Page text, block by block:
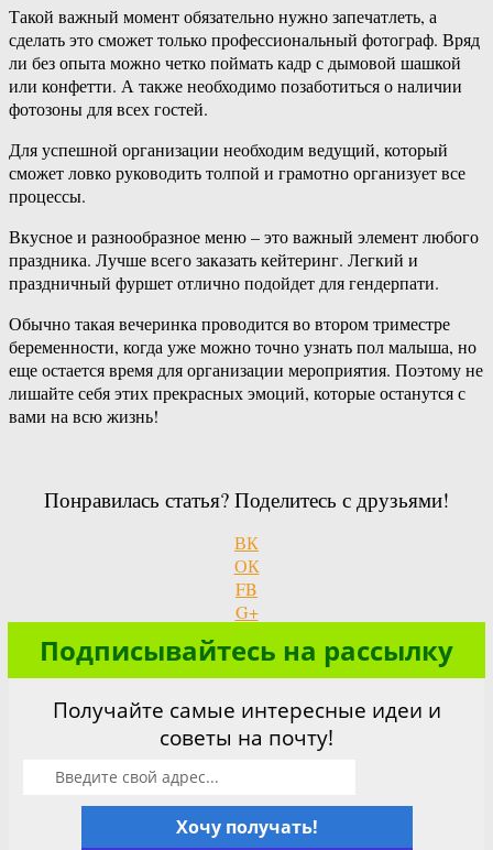
Такой важный момент обязательно нужно запечатлеть, а
сделать это сможет только профессиональный фотограф. Вряд
ли без опыта можно четко поймать кадр с дымовой шашкой
или конфетти. А также необходимо позаботиться о наличии
фотозоны для всех гостей.
Для успешной организации необходим ведущий, который
сможет ловко руководить толпой и грамотно организует все
процессы.
Вкусное и разнообразное меню – это важный элемент любого
праздника. Лучше всего заказать кейтеринг. Легкий и
праздничный фуршет отлично подойдет для гендерпати.
Обычно такая вечеринка проводится во втором триместре
беременности, когда уже можно точно узнать пол малыша, но
еще остается время для организации мероприятия. Поэтому не
лишайте себя этих прекрасных эмоций, которые останутся с
вами на всю жизнь!
Понравилась статья? Поделитесь с друзьями!
ВК
ОК
FB
G+
Подписывайтесь на рассылку
Получайте самые интересные идеи и
советы на почту!